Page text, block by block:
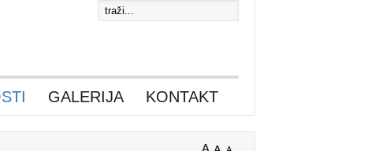
GALERIJA KONTAKT